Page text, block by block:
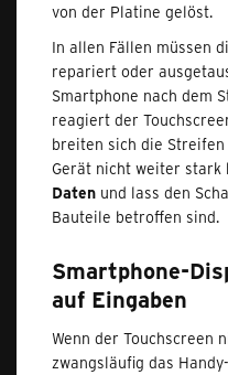
von der Platine gelöst.
In allen Fällen müssen
repariert oder
Smartphone nach dem
reagiert der
breiten sich die
Gerät nicht weiter stark
Daten und lass den
Bauteile betroffen sind.
Smartphone-
auf Eingaben
Wenn der Touchscreen
zwangsläufig das